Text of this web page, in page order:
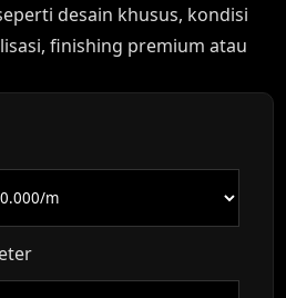
desain khusus, kondisi
finishing premium atau